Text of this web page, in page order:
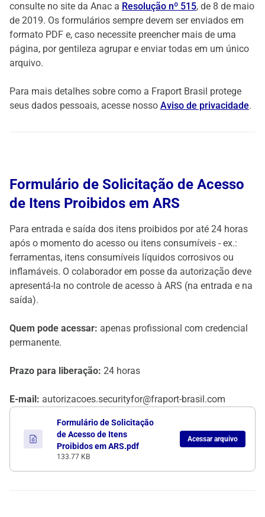
consulte no site da Anac a Resolução nº 515, de 8 de maio
de 2019. Os formulários sempre devem ser enviados em
formato PDF e, caso necessite preencher mais de uma
página, por gentileza agrupar e enviar todas em um único
arquivo.
Para mais detalhes sobre como a Fraport Brasil protege
seus dados pessoais, acesse nosso Aviso de privacidade.
Formulário de Solicitação de Acesso
de Itens Proibidos em ARS
Para entrada e saída dos itens proibidos por até 24 horas
após o momento do acesso ou itens consumíveis - ex.:
ferramentas, itens consumíveis líquidos corrosivos ou
inflamáveis. O colaborador em posse da autorização deve
apresentá-la no controle de acesso à ARS (na entrada e na
saída).
Quem pode acessar: apenas profissional com credencial
permanente.
Prazo para liberação: 24 horas
E-mail: autorizacoes.securityfor@fraport-brasil.com
Formulário de Solicitação
de Acesso de Itens
Proibidos em ARS.pdf
133.77 KB
Acessar arquivo